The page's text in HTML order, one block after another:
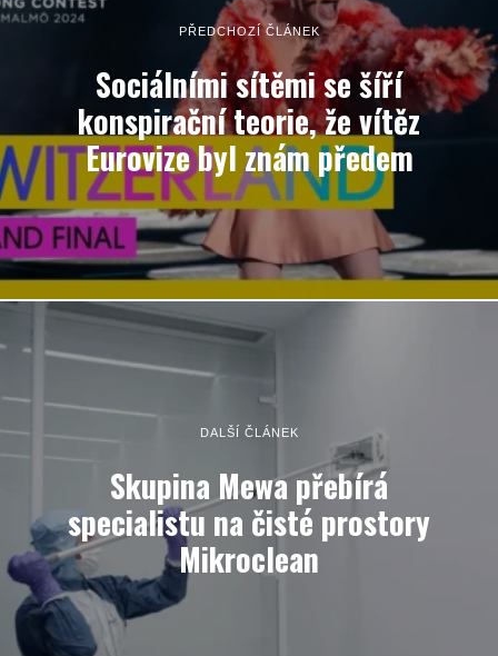
PŘEDCHOZÍ ČLÁNEK
Sociálními sítěmi se šíří
konspirační teorie, že vítěz
Eurovize byl znám předem
DALŠÍ ČLÁNEK
Skupina Mewa přebírá
specialistu na čisté prostory
Mikroclean